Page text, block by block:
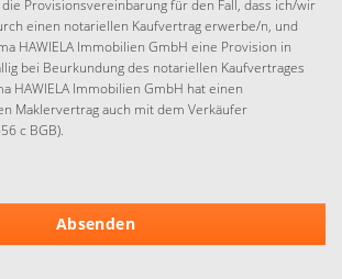
Provisionsvereinbarung für den Fall, dass ich/wir
einen notariellen Kaufvertrag erwerbe/n, und
HAWIELA Immobilien GmbH eine Provision in
bei Beurkundung des notariellen Kaufvertrages
HAWIELA Immobilien GmbH hat einen
Maklervertrag auch mit dem Verkäufer
c BGB).
Absenden